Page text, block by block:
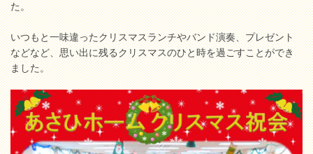
た。
いつもと一味違ったクリスマスランチやバンド演奏、プレゼント
などなど、思い出に残るクリスマスのひと時を過ごすことができ
ました。